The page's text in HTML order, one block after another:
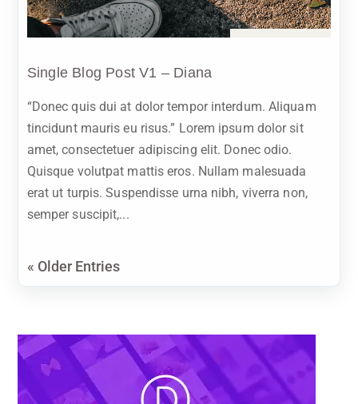
Single Blog Post V1 – Diana
“Donec quis dui at dolor tempor interdum. Aliquam
tincidunt mauris eu risus.” Lorem ipsum dolor sit
amet, consectetuer adipiscing elit. Donec odio.
Quisque volutpat mattis eros. Nullam malesuada
erat ut turpis. Suspendisse urna nibh, viverra non,
semper suscipit,...
« Older Entries